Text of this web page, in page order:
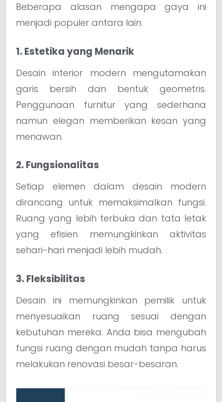
Beberapa alasan mengapa gaya ini
menjadi populer antara lain:
1. Estetika yang Menarik
Desain interior modern mengutamakan
garis bersih dan bentuk geometris.
Penggunaan furnitur yang sederhana
namun elegan memberikan kesan yang
menawan.
2. Fungsionalitas
Setiap elemen dalam desain modern
dirancang untuk memaksimalkan fungsi.
Ruang yang lebih terbuka dan tata letak
yang efisien memungkinkan aktivitas
sehari-hari menjadi lebih mudah.
3. Fleksibilitas
Desain ini memungkinkan pemilik untuk
menyesuaikan ruang sesuai dengan
kebutuhan mereka. Anda bisa mengubah
fungsi ruang dengan mudah tanpa harus
melakukan renovasi besar-besaran.